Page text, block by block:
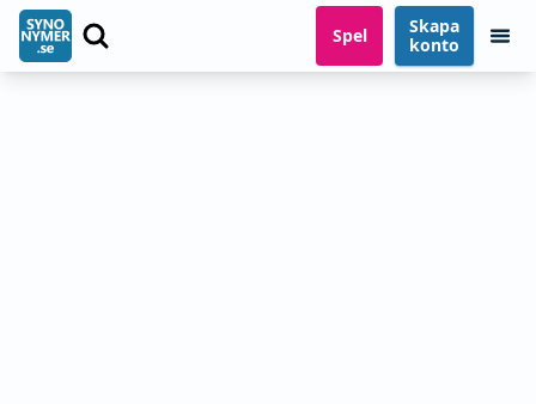
Spel
Skapa
konto